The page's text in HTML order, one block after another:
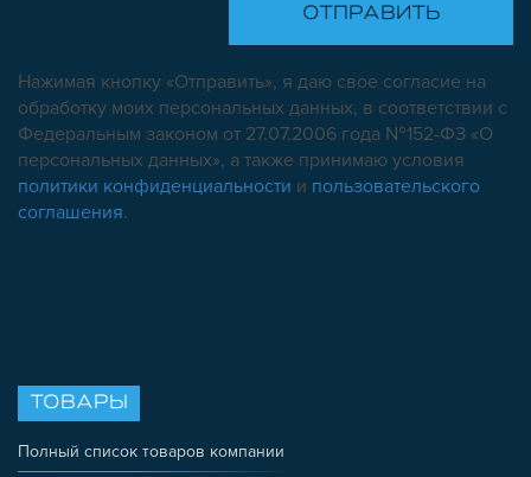
Нажимая кнопку «Отправить», я даю свое согласие на
обработку моих персональных данных, в соответствии с
Федеральным законом от 27.07.2006 года №152-ФЗ «О
персональных данных», а также принимаю условия
политики конфиденциальности и пользовательского
соглашения.
ТОВАРЫ
Полный список товаров компании